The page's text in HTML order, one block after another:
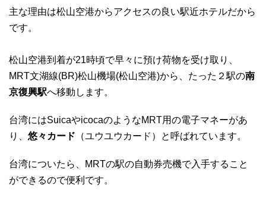
主な理由は松山空港からアクセスの良い駅近ホテルだから
です。
松山空港到着が21時頃で早々に預け荷物を受け取り、
MRT文湖線(BR)松山機場(松山空港)から、たった２駅の南
京復興駅へ移動します。
台湾にはSuicaやicocaのようなMRT用の電子マネーがあ
り、 悠々カード （ユウユウカード）と呼ばれています。
台湾についたら、MRTの駅の自動券売機で入手すること
ができるので便利です。